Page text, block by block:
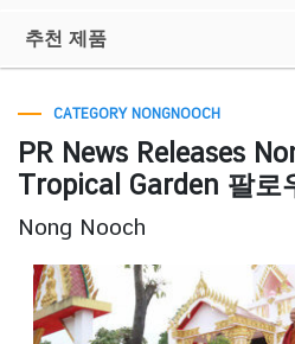
추천 제품
CATEGORY NONGNOOCH
PR News Releases
Tropical Garden 팔로
Nong Nooch